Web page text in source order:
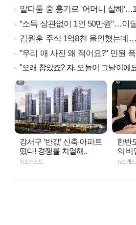
말다툼 중 흉기로 '어머니 살해
"소득 상관없이 1인 50만원"…이
김원훈 주식 1억8천 올인했는데
"우리 애 사진 왜 적어요?" 민원
"오래 참았죠? 자, 오늘이 그날이에
강서구 ‘반값’ 신축 아파트
떴다! 경쟁률 치열해..
뉴스캐스트
한반
의 비
뉴스캐